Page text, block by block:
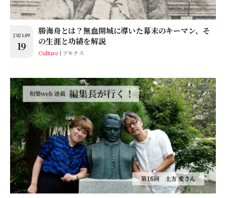
2021.09
19
勝海舟とは？無血開城に導いた幕末のキーマン、そ
の生涯と功績を解説
Culture アキナス